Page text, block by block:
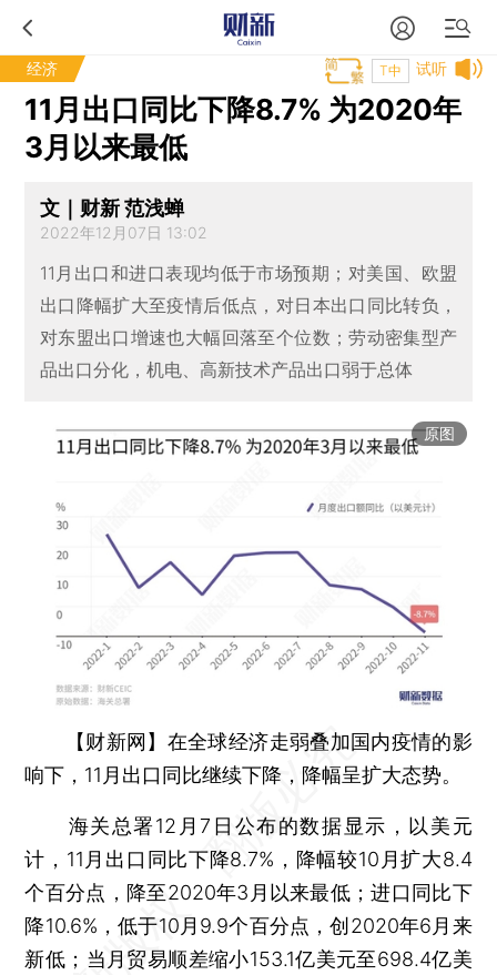
经济 试听
T中
11月出口同比下降8.7% 为2020年
3月以来最低
文｜财新 范浅蝉
2022年12月07日 13:02
11月出口和进口表现均低于市场预期；对美国、欧盟
出口降幅扩大至疫情后低点，对日本出口同比转负，
对东盟出口增速也大幅回落至个位数；劳动密集型产
品出口分化，机电、高新技术产品出口弱于总体
原图
【财新网】 在全球经济走弱叠加国内疫情的影
响下，11月出口同比继续下降，降幅呈扩大态势。
海关总署12月7日公布的数据显示，以美元
计，11月出口同比下降8.7%，降幅较10月扩大8.4
个百分点，降至2020年3月以来最低；进口同比下
降10.6%，低于10月9.9个百分点，创2020年6月来
新低；当月贸易顺差缩小153.1亿美元至698.4亿美